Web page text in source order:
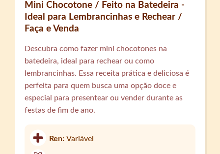
Mini Chocotone / Feito na Batedeira -
Ideal para Lembrancinhas e Rechear /
Faça e Venda
Descubra como fazer mini chocotones na
batedeira, ideal para rechear ou como
lembrancinhas. Essa receita prática e deliciosa é
perfeita para quem busca uma opção doce e
especial para presentear ou vender durante as
festas de fim de ano.
Ren:Variável